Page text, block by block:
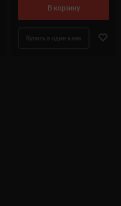
в корзину
Купить в один клик